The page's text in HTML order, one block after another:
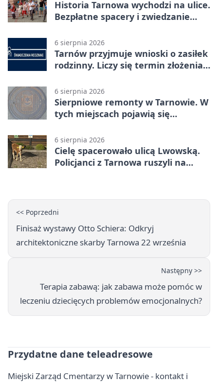
Historia Tarnowa wychodzi na ulice.
Bezpłatne spacery i zwiedzanie
6 sierpnia 2026
Tarnów przyjmuje wnioski o zasiłek
rodzinny. Liczy się termin złożenia
6 sierpnia 2026
Sierpniowe remonty w Tarnowie. W
tych miejscach pojawią się
6 sierpnia 2026
Cielę spacerowało ulicą Lwowską.
Policjanci z Tarnowa ruszyli na
<< Poprzedni
Finisaż wystawy Otto Schiera: Odkryj
architektoniczne skarby Tarnowa 22 września
Następny >>
Terapia zabawą: jak zabawa może pomóc w
leczeniu dziecięcych problemów emocjonalnych?
Przydatne dane teleadresowe
Miejski Zarząd Cmentarzy w Tarnowie - kontakt i